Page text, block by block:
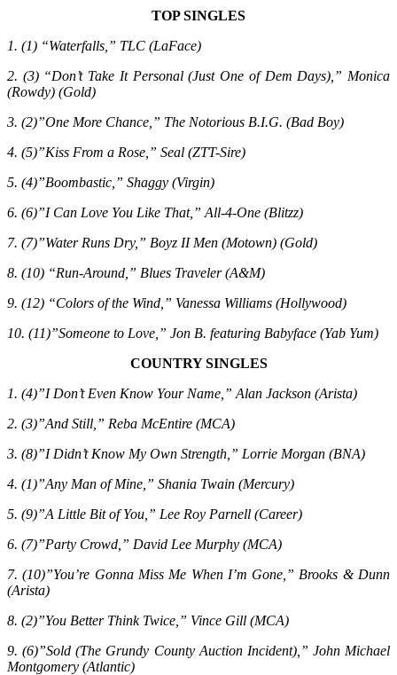
TOP SINGLES
1. (1) “Waterfalls,” TLC (LaFace)
2. (3) “Don’t Take It Personal (Just One of Dem Days),” Monica
(Rowdy) (Gold)
3. (2)”One More Chance,” The Notorious B.I.G. (Bad Boy)
4. (5)”Kiss From a Rose,” Seal (ZTT-Sire)
5. (4)”Boombastic,” Shaggy (Virgin)
6. (6)”I Can Love You Like That,” All-4-One (Blitzz)
7. (7)”Water Runs Dry,” Boyz II Men (Motown) (Gold)
8. (10) “Run-Around,” Blues Traveler (A&M)
9. (12) “Colors of the Wind,” Vanessa Williams (Hollywood)
10. (11)”Someone to Love,” Jon B. featuring Babyface (Yab Yum)
COUNTRY SINGLES
1. (4)”I Don’t Even Know Your Name,” Alan Jackson (Arista)
2. (3)”And Still,” Reba McEntire (MCA)
3. (8)”I Didn’t Know My Own Strength,” Lorrie Morgan (BNA)
4. (1)”Any Man of Mine,” Shania Twain (Mercury)
5. (9)”A Little Bit of You,” Lee Roy Parnell (Career)
6. (7)”Party Crowd,” David Lee Murphy (MCA)
7. (10)”You’re Gonna Miss Me When I’m Gone,” Brooks & Dunn
(Arista)
8. (2)”You Better Think Twice,” Vince Gill (MCA)
9. (6)”Sold (The Grundy County Auction Incident),” John Michael
Montgomery (Atlantic)